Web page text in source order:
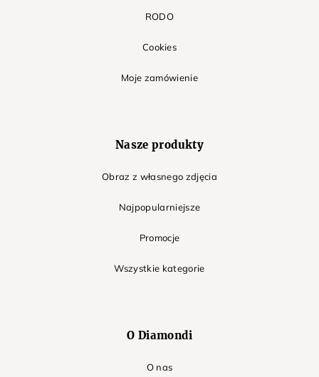
RODO
Cookies
Moje zamówienie
Nasze produkty
Obraz z własnego zdjęcia
Najpopularniejsze
Promocje
Wszystkie kategorie
O Diamondi
O nas